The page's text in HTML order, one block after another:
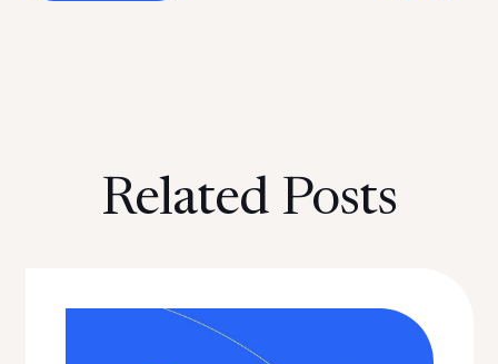
Related Posts